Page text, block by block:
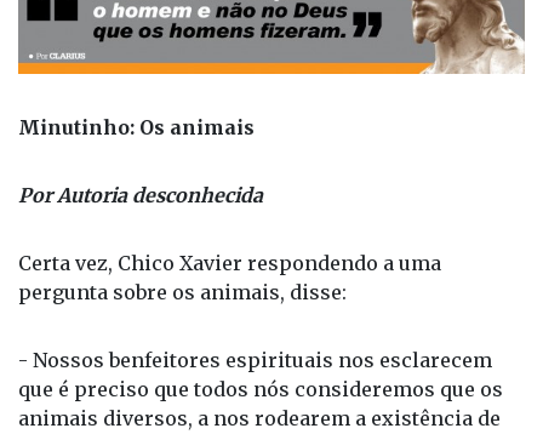
Minutinho: Os animais
Por Autoria desconhecida
Certa vez, Chico Xavier respondendo a uma
pergunta sobre os animais, disse:
- Nossos benfeitores espirituais nos esclarecem
que é preciso que todos nós consideremos que os
animais diversos, a nos rodearem a existência de